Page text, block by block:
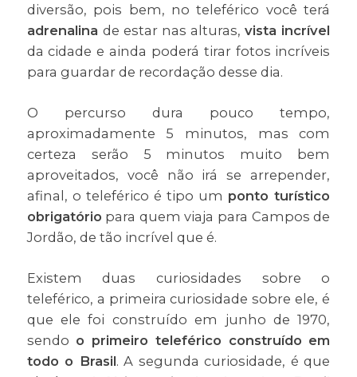
diversão, pois bem, no teleférico você terá
adrenalina de estar nas alturas,vista incrível
da cidade e ainda poderá tirar fotos incríveis
para guardar de recordação desse dia.
O percurso dura pouco tempo,
aproximadamente 5 minutos, mas com
certeza serão 5 minutos muito bem
aproveitados, você não irá se arrepender,
afinal, o teleférico é tipo um ponto turístico
obrigatório para quem viaja para Campos de
Jordão, de tão incrível que é.
Existem duas curiosidades sobre o
teleférico, a primeira curiosidade sobre ele, é
que ele foi construído em junho de 1970,
sendo o primeiro teleférico construído em
todo o Brasil. A segunda curiosidade, é que